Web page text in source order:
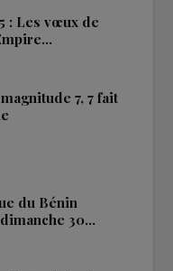
: Les vœux de
7, 7 fait
du Bénin
30…